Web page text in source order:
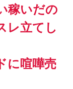
稼いだの
レ立てし
に喧嘩売